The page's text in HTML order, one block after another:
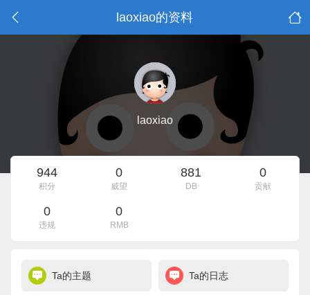
laoxiao的资料
laoxiao
944
积分
0
威望
881
DB
0
贡献
0
违规
0
RMB
Ta的主题 Ta的日志